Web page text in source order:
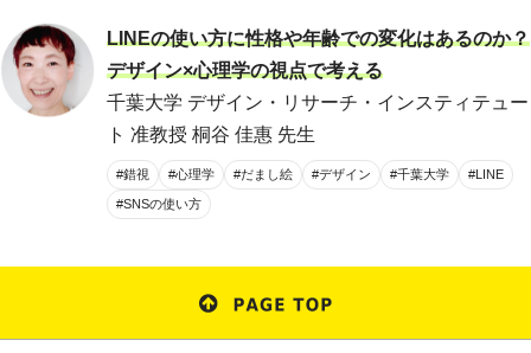
LINEの使い方に性格や年齢での変化はあるのか？
デザイン×心理学の視点で考える
千葉大学 デザイン・リサーチ・インスティテュー
ト 准教授 桐谷 佳惠 先生
#錯視 #心理学 #だまし絵 #デザイン #千葉大学 #LINE
#SNSの使い方